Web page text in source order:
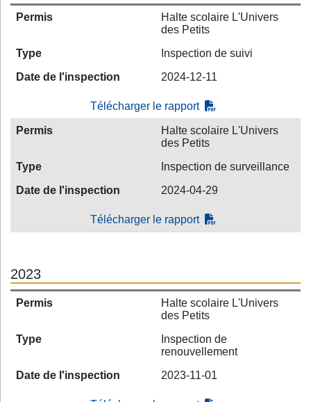
Permis
Halte scolaire L'Univers
des Petits
Type
Inspection de suivi
Date de l'inspection
2024-12-11
Télécharger le rapport
Permis
Halte scolaire L'Univers
des Petits
Type
Inspection de surveillance
Date de l'inspection
2024-04-29
Télécharger le rapport
2023
Permis
Halte scolaire L'Univers
des Petits
Type
Inspection de
renouvellement
Date de l'inspection
2023-11-01